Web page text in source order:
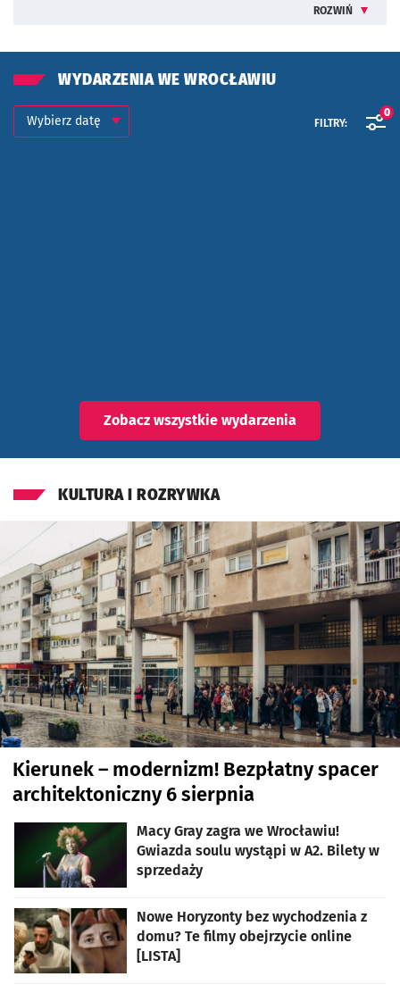
ROZWIŃ
WYDARZENIA WE WROCŁAWIU
Kalendarium
Wybierz datę FILTRY:
0
Zobacz wszystkie wydarzenia
KULTURA I ROZRYWKA
Kierunek – modernizm! Bezpłatny spacer
architektoniczny 6 sierpnia
Macy Gray zagra we Wrocławiu!
Gwiazda soulu wystąpi w A2. Bilety w
sprzedaży
Nowe Horyzonty bez wychodzenia z
domu? Te filmy obejrzycie online
[LISTA]